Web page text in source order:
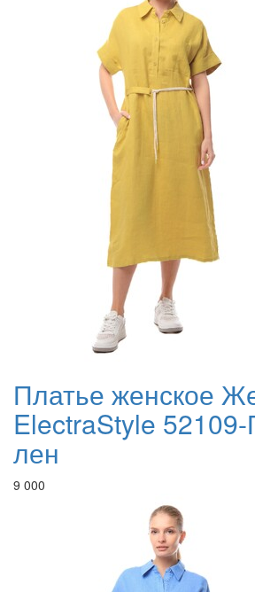
Платье женское
ElectraStyle
лен
9 000